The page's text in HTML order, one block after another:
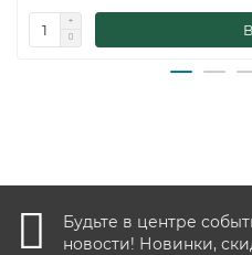
Будьте в центре
новости! Новинки,